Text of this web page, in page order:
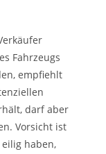
Fahrzeugs
empfiehlt
darf aber
Vorsicht ist
haben,